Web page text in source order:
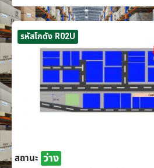
รหัสโกดัง R02U
สถานะ ว่าง